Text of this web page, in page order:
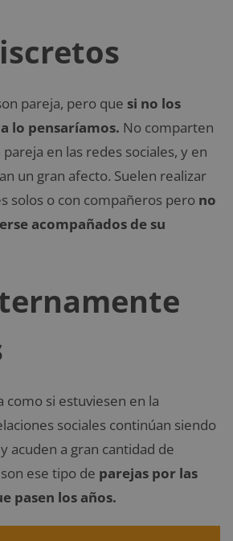
pareja, pero que si no los
lo pensaríamos. No comparten
en las redes sociales, y en
un gran afecto. Suelen realizar
solos o con compañeros pero no
acompañados de su
como si estuviesen en la
sociales continúan siendo
acuden a gran cantidad de
ese tipo de parejas por las
pasen los años.